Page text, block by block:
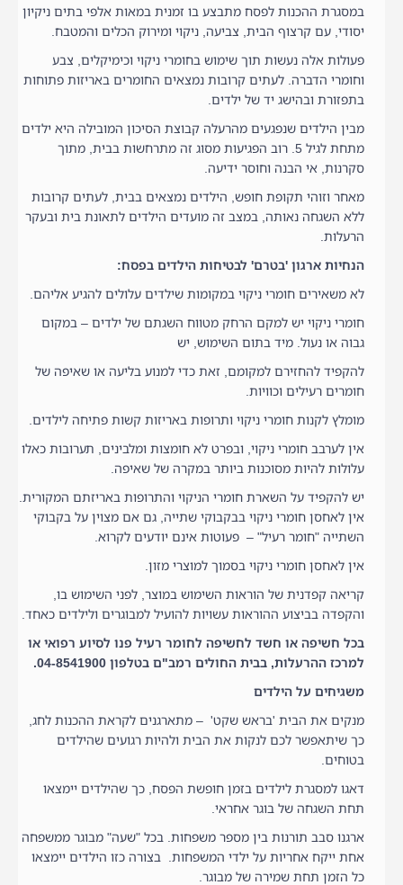
במסגרת ההכנות לפסח מתבצע בו זמנית במאות אלפי בתים ניקיון
יסודי, עם קרצוף הבית, צביעה, ניקוי ומירוק הכלים והמטבח.
פעולות אלה נעשות תוך שימוש בחומרי ניקוי וכימיקלים, צבע
וחומרי הדברה. לעתים קרובות נמצאים החומרים באריזות פתוחות
בתפזורת ובהישג יד של ילדים.
מבין הילדים שנפגעים מהרעלה קבוצת הסיכון המובילה היא ילדים
מתחת לגיל 5. רוב הפגיעות מסוג זה מתרחשות בבית, מתוך
סקרנות, אי הבנה וחוסר ידיעה.
מאחר וזוהי תקופת חופש, הילדים נמצאים בבית, לעתים קרובות
ללא השגחה נאותה, במצב זה מועדים הילדים לתאונת בית ובעקר
הרעלות.
הנחיות ארגון 'בטרם' לבטיחות הילדים בפסח:
לא משאירים חומרי ניקוי במקומות שילדים עלולים להגיע אליהם.
חומרי ניקוי יש למקם הרחק מטווח השגתם של ילדים – במקום
גבוה או נעול. מיד בתום השימוש, יש
להקפיד להחזירם למקומם, זאת כדי למנוע בליעה או שאיפה של
חומרים רעילים וכוויות.
מומלץ לקנות חומרי ניקוי ותרופות באריזות קשות פתיחה לילדים.
אין לערבב חומרי ניקוי, ובפרט לא חומצות ומלבינים, תערובות כאלו
עלולות להיות מסוכנות ביותר במקרה של שאיפה.
יש להקפיד על השארת חומרי הניקוי והתרופות באריזתם המקורית.
אין לאחסן חומרי ניקוי בבקבוקי שתייה, גם אם מצוין על בקבוקי
השתייה "חומר רעיל" – פעוטות אינם יודעים לקרוא.
אין לאחסן חומרי ניקוי בסמוך למוצרי מזון.
קריאה קפדנית של הוראות השימוש במוצר, לפני השימוש בו,
והקפדה בביצוע ההוראות עשויות להועיל למבוגרים ולילדים כאחד.
בכל חשיפה או חשד לחשיפה לחומר רעיל פנו לסיוע רפואי או
למרכז ההרעלות, בבית החולים רמב"ם בטלפון 04-8541900.
משגיחים על הילדים
מנקים את הבית 'בראש שקט' – מתארגנים לקראת ההכנות לחג,
כך שיתאפשר לכם לנקות את הבית ולהיות רגועים שהילדים
בטוחים.
דאגו למסגרת לילדים בזמן חופשת הפסח, כך שהילדים יימצאו
תחת השגחה של בוגר אחראי.
ארגנו סבב תורנות בין מספר משפחות. בכל "שעה" מבוגר ממשפחה
אחת ייקח אחריות על ילדי המשפחות. בצורה כזו הילדים יימצאו
כל הזמן תחת שמירה של מבוגר.